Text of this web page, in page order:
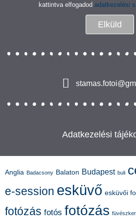
kattintva elfogadod adatkezelési
Elküld
Adatkezelési
Anglia Badacsony Balaton Budapest buli
e-session esküvő esküvői
fotózás fotós fotózás